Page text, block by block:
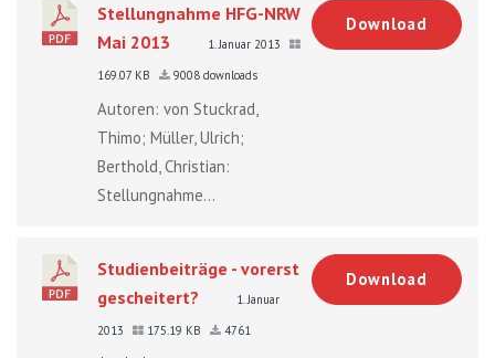
Stellungnahme HFG-NRW
Mai 2013
1. Januar 2013
169.07 KB
9008 downloads
Autoren: von Stuckrad,
Thimo; Müller, Ulrich;
Berthold, Christian:
Stellungnahme...
Download
Studienbeiträge - vorerst
gescheitert?
1. Januar
2013
175.19 KB
4761
Download